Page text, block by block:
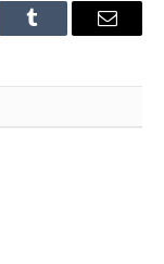
Tumblr Email